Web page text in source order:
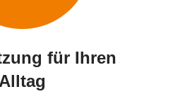
für Ihren
Alltag